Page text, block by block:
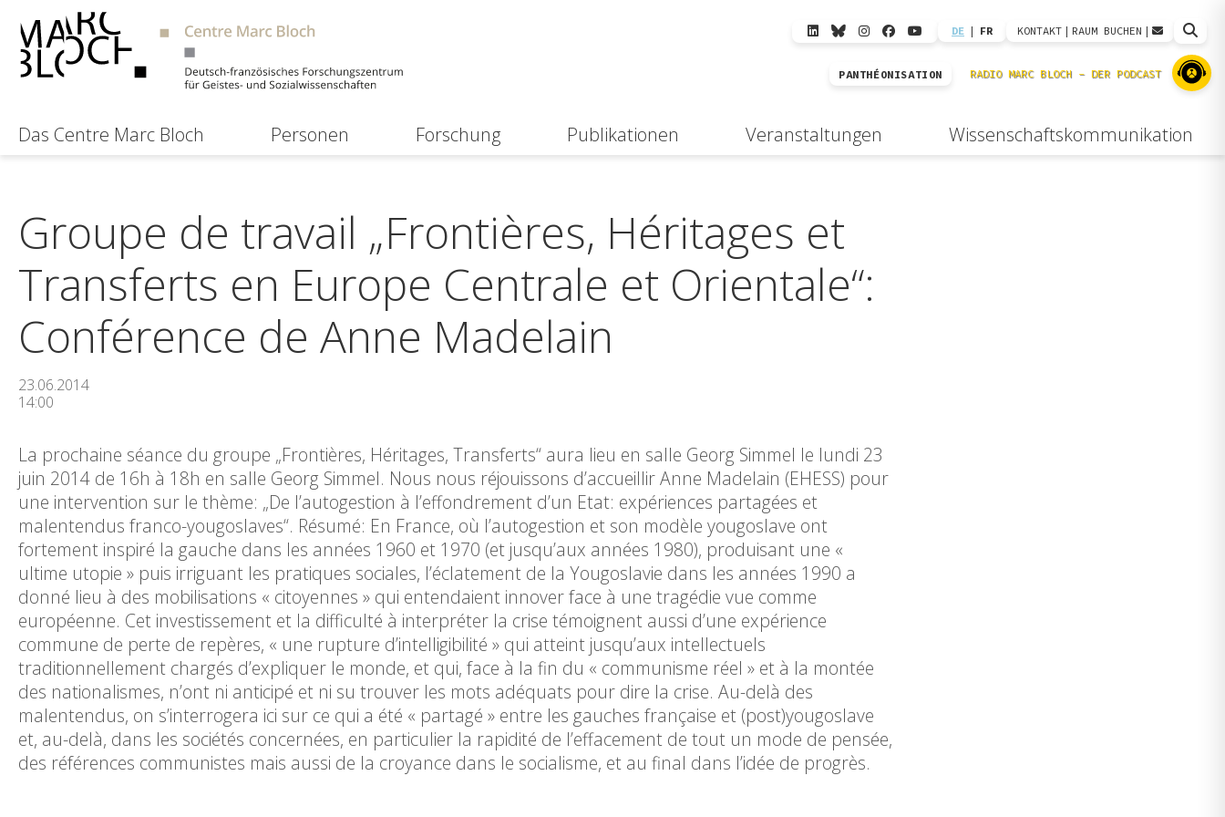
DE | FR KONTAKT | RAUM BUCHEN |
PANTHÉONISATION
Das Centre Marc Bloch Personen Forschung Publikationen Veranstaltungen Wissenschaftskommunikation
Groupe de travail „Frontières, Héritages et
Transferts en Europe Centrale et Orientale“:
Conférence de Anne Madelain
23.06.2014
14:00
La prochaine séance du groupe „Frontières, Héritages, Transferts“ aura lieu en salle Georg Simmel le lundi 23
juin 2014 de 16h à 18h en salle Georg Simmel. Nous nous réjouissons d’accueillir Anne Madelain (EHESS) pour
une intervention sur le thème: „De l’autogestion à l’effondrement d’un Etat: expériences partagées et
malentendus franco-yougoslaves“. Résumé: En France, où l’autogestion et son modèle yougoslave ont
fortement inspiré la gauche dans les années 1960 et 1970 (et jusqu’aux années 1980), produisant une «
ultime utopie » puis irriguant les pratiques sociales, l’éclatement de la Yougoslavie dans les années 1990 a
donné lieu à des mobilisations « citoyennes » qui entendaient innover face à une tragédie vue comme
européenne. Cet investissement et la difficulté à interpréter la crise témoignent aussi d’une expérience
commune de perte de repères, « une rupture d’intelligibilité » qui atteint jusqu’aux intellectuels
traditionnellement chargés d’expliquer le monde, et qui, face à la fin du « communisme réel » et à la montée
des nationalismes, n’ont ni anticipé et ni su trouver les mots adéquats pour dire la crise. Au-delà des
malentendus, on s’interrogera ici sur ce qui a été « partagé » entre les gauches française et (post)yougoslave
et, au-delà, dans les sociétés concernées, en particulier la rapidité de l’effacement de tout un mode de pensée,
des références communistes mais aussi de la croyance dans le socialisme, et au final dans l’idée de progrès.